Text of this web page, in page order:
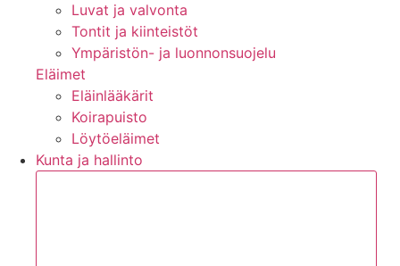
Luvat ja valvonta
Tontit ja kiinteistöt
Ympäristön- ja luonnonsuojelu
Eläimet
Eläinlääkärit
Koirapuisto
Löytöeläimet
Kunta ja hallinto